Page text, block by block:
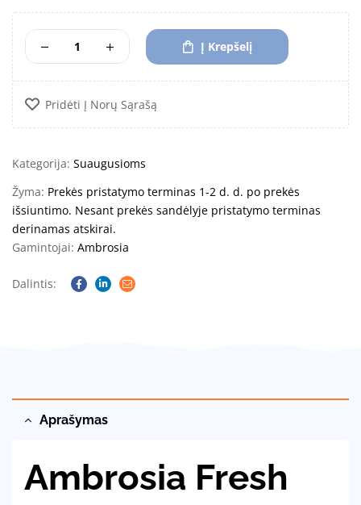
Į Krepšelį
Pridėti Į Norų Sąrašą
Kategorija: Suaugusioms
Žyma: Prekės pristatymo terminas 1-2 d. d. po prekės
išsiuntimo. Nesant prekės sandėlyje pristatymo terminas
derinamas atskirai.
Gamintojai: Ambrosia
Dalintis:
Facebook
Linkedin
Email
Aprašymas
Ambrosia Fresh